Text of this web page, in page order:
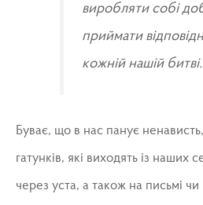
виробляти собі
приймати
кожній нашій битві.
Буває, що в нас панує
гатунків, які виходять із наших
через уста, а також на письмі